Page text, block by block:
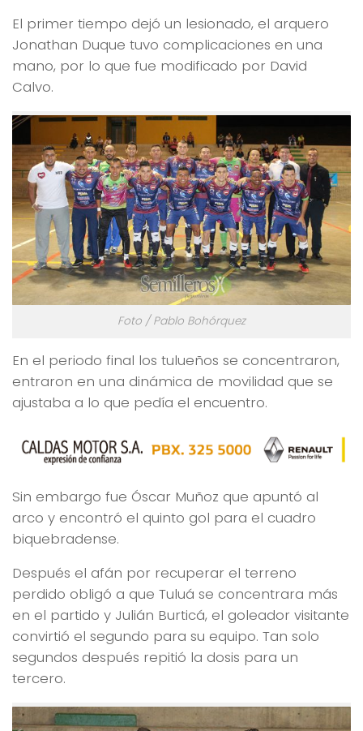
El primer tiempo dejó un lesionado, el arquero
Jonathan Duque tuvo complicaciones en una
mano, por lo que fue modificado por David
Calvo.
Foto / Pablo Bohórquez
En el periodo final los tulueños se concentraron,
entraron en una dinámica de movilidad que se
ajustaba a lo que pedía el encuentro.
Sin embargo fue Óscar Muñoz que apuntó al
arco y encontró el quinto gol para el cuadro
biquebradense.
Después el afán por recuperar el terreno
perdido obligó a que Tuluá se concentrara más
en el partido y Julián Burticá, el goleador visitante
convirtió el segundo para su equipo. Tan solo
segundos después repitió la dosis para un
tercero.